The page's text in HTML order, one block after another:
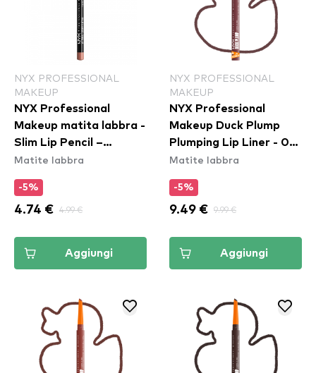
NYX PROFESSIONAL
MAKEUP
NYX Professional
Makeup matita labbra -
Slim Lip Pencil –
Peekaboo Neutral
Matite labbra
-5%
4.74 € 4.99 €
Aggiungi
NYX PROFESSIONAL
MAKEUP
NYX Professional
Makeup Duck Plump
Plumping Lip Liner - 04
Fill Em' In
Matite labbra
-5%
9.49 € 9.99 €
Aggiungi